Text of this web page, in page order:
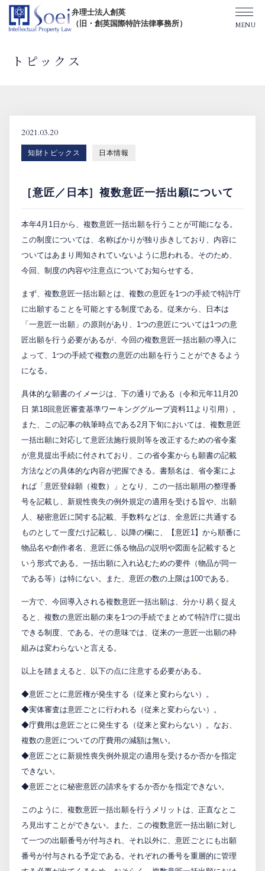
弁理士法人創英
（旧・創英国際特許法律事務所）
弁理士紹介
TOPICS/出版物/セミナー
SHIP（米国直接出願）
Blog
創英設樂法律事務所
採用サイト
お問い合わせ
日本語 English
お客様専用サイト
トピックス
2021.03.20
知財トピックス 日本情報
［意匠／日本］複数意匠一括出願について
本年4月1日から、複数意匠一括出願を行うことが可能になる。
この制度については、名称ばかりが独り歩きしており、内容に
ついてはあまり周知されていないように思われる。そのため、
今回、制度の内容や注意点についてお知らせする。
まず、複数意匠一括出願とは、複数の意匠を1つの手続で特許庁
に出願することを可能とする制度である。従来から、日本は
「一意匠一出願」の原則があり、1つの意匠については1つの意
匠出願を行う必要があるが、今回の複数意匠一括出願の導入に
よって、1つの手続で複数の意匠の出願を行うことができるよう
になる。
具体的な願書のイメージは、下の通りである（令和元年11月20
日 第18回意匠審査基準ワーキンググループ資料11より引用）。
また、この記事の執筆時点である2月下旬においては、複数意匠
一括出願に対応して意匠法施行規則等を改正するための省令案
が意見提出手続に付されており、この省令案からも願書の記載
方法などの具体的な内容が把握できる。書類名は、省令案によ
れば「意匠登録願（複数）」となり、この一括出願用の整理番
号を記載し、新規性喪失の例外規定の適用を受ける旨や、出願
人、秘密意匠に関する記載、手数料などは、全意匠に共通する
ものとして一度だけ記載し、以降の欄に、【意匠1】から順番に
物品名や創作者名、意匠に係る物品の説明や図面を記載すると
いう形式である。一括出願に入れ込むための要件（物品が同一
である等）は特にない。また、意匠の数の上限は100である。
一方で、今回導入される複数意匠一括出願は、分かり易く捉え
ると、複数の意匠出願の束を1つの手続でまとめて特許庁に提出
できる制度、である。その意味では、従来の一意匠一出願の枠
組みは変わらないと言える。
以上を踏まえると、以下の点に注意する必要がある。
◆意匠ごとに意匠権が発生する（従来と変わらない）。
◆実体審査は意匠ごとに行われる（従来と変わらない）。
◆庁費用は意匠ごとに発生する（従来と変わらない）。なお、
複数の意匠についての庁費用の減額は無い。
◆意匠ごとに新規性喪失例外規定の適用を受けるか否かを指定
できない。
◆意匠ごとに秘密意匠の請求をするか否かを指定できない。
このように、複数意匠一括出願を行うメリットは、正直なとこ
ろ見出すことができない。また、この複数意匠一括出願に対し
て一つの出願番号が付与され、それ以外に、意匠ごとにも出願
番号が付与される予定である。それぞれの番号を重層的に管理